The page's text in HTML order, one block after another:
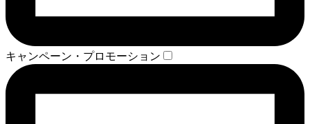
キャンペーン・プロモーション